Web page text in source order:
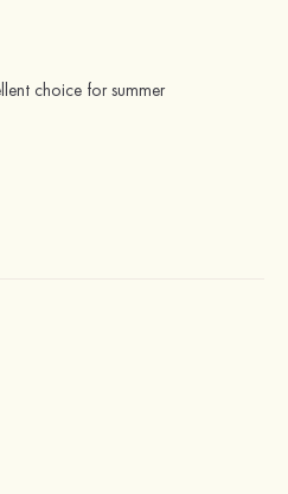
choice for summer